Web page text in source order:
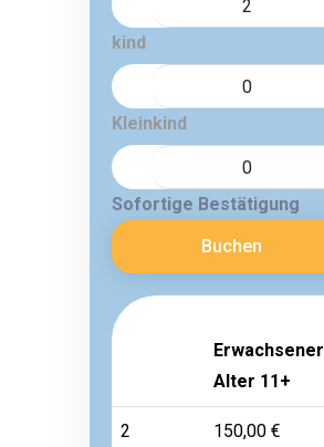
kind
Kleinkind
Sofortige Bestätigung
Buchen
Erwachsener
Alter 11+
2
150,00 €